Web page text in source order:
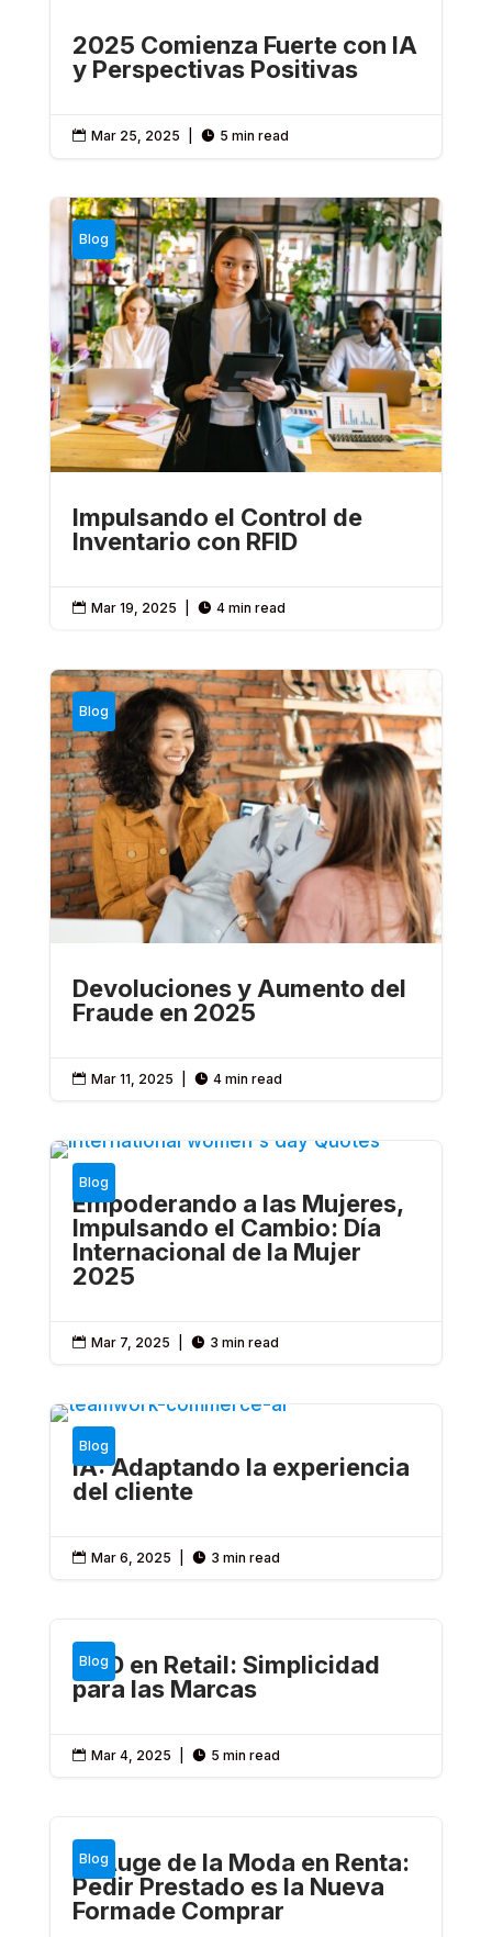
2025 Comienza Fuerte con IA
y Perspectivas Positivas
 Mar 25, 2025  5 min read
Blog
Impulsando el Control de
Inventario con RFID
 Mar 19, 2025  4 min read
Blog
Devoluciones y Aumento del
Fraude en 2025
 Mar 11, 2025  4 min read
Blog
Empoderando a las Mujeres,
Impulsando el Cambio: Día
Internacional de la Mujer
2025
 Mar 7, 2025  3 min read
Blog
IA: Adaptando la experiencia
del cliente
 Mar 6, 2025  3 min read
Blog
RFID en Retail: Simplicidad
para las Marcas
 Mar 4, 2025  5 min read
Blog
El Auge de la Moda en Renta:
Pedir Prestado es la Nueva
Formade Comprar